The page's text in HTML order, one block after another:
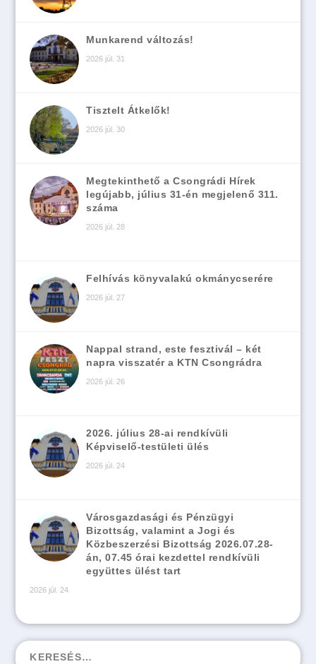
Munkarend változás!
2026 júl. 31
Tisztelt Átkelők!
2026 júl. 30
Megtekinthető a Csongrádi Hírek
legújabb, július 31-én megjelenő 311.
száma
2026 júl. 28
Felhívás könyvalakú okmánycserére
2026 júl. 27
Nappal strand, este fesztivál – két
napra visszatér a KTN Csongrádra
2026 júl. 26
2026. július 28-ai rendkívüli
Képviselő-testületi ülés
2026 júl. 24
Városgazdasági és Pénzügyi
Bizottság, valamint a Jogi és
Közbeszerzési Bizottság 2026.07.28-
án, 07.45 órai kezdettel rendkívüli
együttes ülést tart
2026 júl. 24